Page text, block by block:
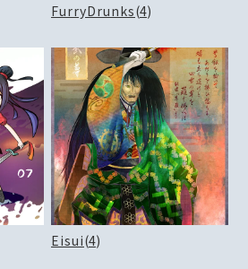
FurryDrunks(4)
Eisui(4)